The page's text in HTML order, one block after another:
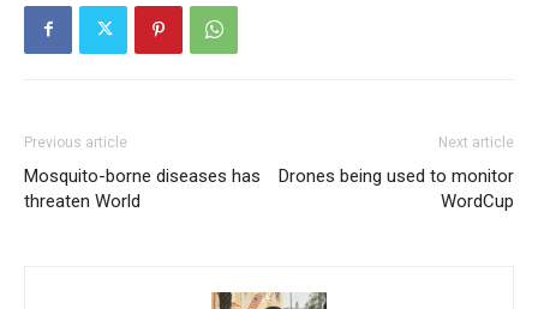
Previous article
Mosquito-borne diseases has
threaten World
Next article
Drones being used to monitor
WordCup